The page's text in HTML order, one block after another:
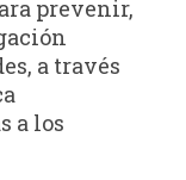
prevenir,
a través
a los